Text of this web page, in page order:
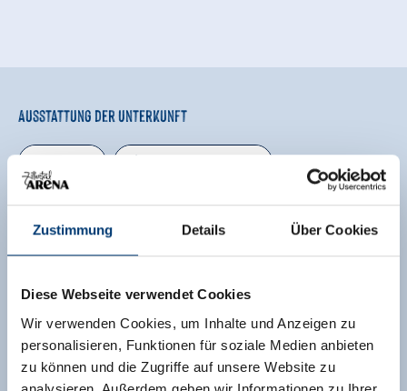
Zustimmung Details Über Cookies
Diese Webseite verwendet Cookies
Wir verwenden Cookies, um Inhalte und Anzeigen zu
personalisieren, Funktionen für soziale Medien anbieten
zu können und die Zugriffe auf unsere Website zu
Ausstattung der Unterkunft
🜉 🔮
🐈Parkplatz
weitere Ausstattungsmerkmale
Lage
Zentrale Lage Ruhige Lage